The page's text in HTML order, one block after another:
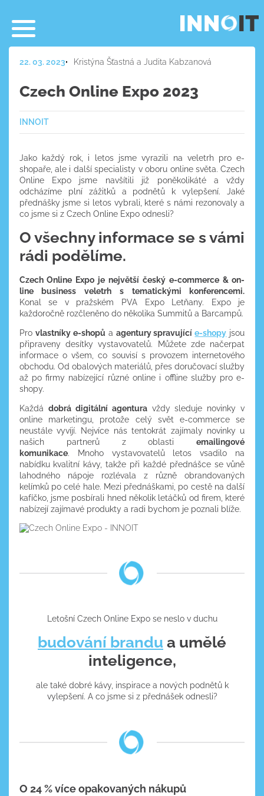
22. 03. 2023 Kristýna Šťastná a Judita Kabzanová
Czech Online Expo 2023
INNOIT
Jako každý rok, i letos jsme vyrazili na veletrh pro e-
shopaře, ale i další specialisty v oboru online světa. Czech
Online Expo jsme navšítili již poněkolikáté a vždy
odcházíme plní zážitků a podnětů k vylepšení. Jaké
přednášky jsme si letos vybrali, které s námi rezonovaly a
co jsme si z Czech Online Expo odnesli?
O všechny informace se s vámi
rádi podělíme.
Czech Online Expo je největší český e-commerce & on-
line business veletrh s tematickými konferencemi.
Konal se v pražském PVA Expo Letňany. Expo je
každoročně rozčleněno do několika Summitů a Barcampů.
Pro vlastníky e-shopů a agentury spravujícíe-shopy jsou
připraveny desítky vystavovatelů. Můžete zde načerpat
informace o všem, co souvisí s provozem internetového
obchodu. Od obalových materiálů, přes doručovací služby
až po firmy nabízející různé online i offline služby pro e-
shopy.
Každá dobrá digitální agenturavždy sleduje novinky v
online marketingu, protože celý svět e-commerce se
neustále vyvíjí. Nejvíce nás tentokrát zajímaly novinky u
našich partnerů z oblastiemailingové
komunikace. Mnoho vystavovatelů letos vsadilo na
nabídku kvalitní kávy, takže při každé přednášce se vůně
lahodného nápoje rozlévala z různě obrandovaných
kelímků po celé hale. Mezi přednáškami, po cestě na další
kafíčko, jsme posbírali hned několik letáčků od firem, které
nabízejí zajímavé produkty a radi bychom je poznali blíže.
Letošní Czech Online Expo se neslo v duchu
budování brandu a umělé
inteligence,
ale také dobré kávy, inspirace a nových podnětů k
vylepšení. A co jsme si z přednášek odnesli?
O 24 % více opakovaných nákupů